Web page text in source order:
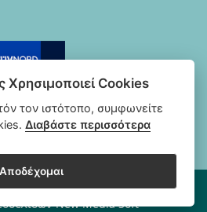
B2B Οπτικά - Optipharma e-shop
New Media Soft
Χρησιμοποιεί Cookies
τον ιστότοπο, συμφωνείτε
Διαβάστε περισσότερα
Αποδέχομαι